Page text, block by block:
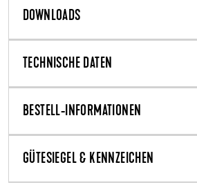
DOWNLOADS
TECHNISCHE DATEN
BESTELL-INFORMATIONEN
GÜTESIEGEL & KENNZEICHEN